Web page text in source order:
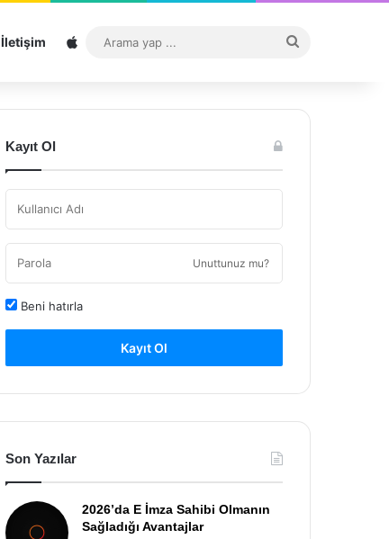
İletişim Sitemap
...
Kayıt Ol
Unuttunuz mu?
Beni hatırla
Kayıt Ol
Son Yazılar
2026’da E İmza Sahibi Olmanın
Sağladığı Avantajlar